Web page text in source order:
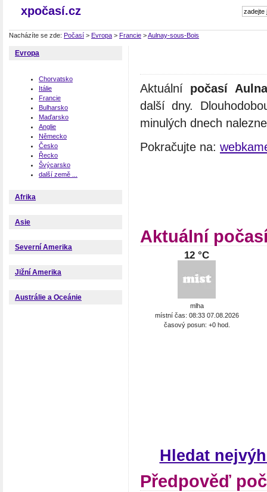
xpočasí.cz
Nacházíte se zde: Počasí > Evropa > Francie >Aulnay-sous-Bois
Evropa
Chorvatsko
Itálie
Francie
Bulharsko
Maďarsko
Anglie
Německo
Česko
Řecko
Švýcarsko
další země ...
Afrika
Asie
Severní Amerika
Jižní Amerika
Austrálie a Oceánie
Aktuální počasí
další dny.
minulých dnech
Pokračujte na:
Aktuální
12 °C
mlha
místní čas: 08:33 07.08.2026
časový posun: +0 hod.
Hledat
Předpověď